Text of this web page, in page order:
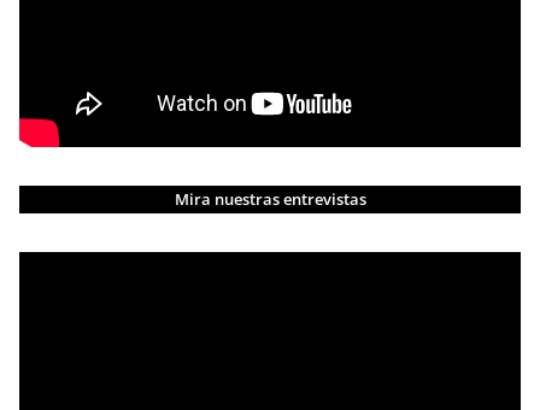
Mira nuestras entrevistas